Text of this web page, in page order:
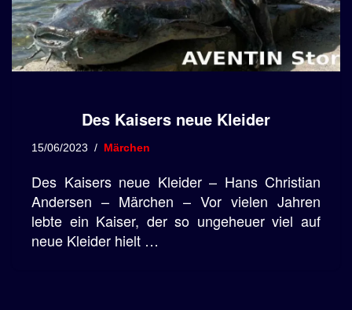
Des Kaisers neue Kleider
15/06/2023 Märchen
Des Kaisers neue Kleider – Hans Christian
Andersen – Märchen – Vor vielen Jahren
lebte ein Kaiser, der so ungeheuer viel auf
neue Kleider hielt …